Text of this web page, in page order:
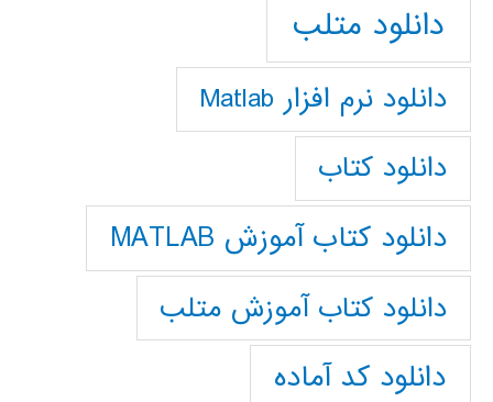
دانلود متلب
دانلود نرم افزار Matlab
دانلود کتاب
دانلود کتاب آموزش MATLAB
دانلود کتاب آموزش متلب
دانلود کد آماده